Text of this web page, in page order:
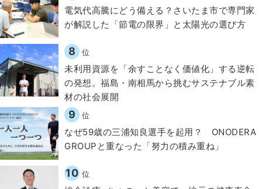
電気代高騰にどう備える？さいたま市で専門家
が解説した「節電の限界」と太陽光の選び方
8 位
​​未利用資源を「余すことなく価値化」する逆転
の発想。福島・南相馬から挑むサステナブル素
材の社会展開​
9 位
なぜ59歳の三浦知良選手を起用？ ONODERA
GROUPと重なった「努力の積み重ね」
10 位